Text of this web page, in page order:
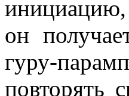
инициацию,
он
гуру-
повторять